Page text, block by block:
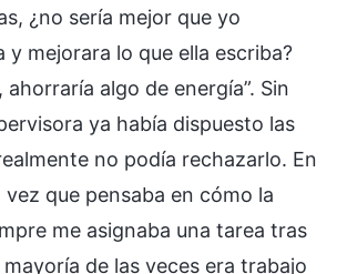
¿no sería mejor que yo
y mejorara lo que ella escriba?
ahorraría algo de energía”. Sin
ya había dispuesto las
no podía rechazarlo. En
vez que pensaba en cómo la
me asignaba una tarea tras
de las veces era trabajo